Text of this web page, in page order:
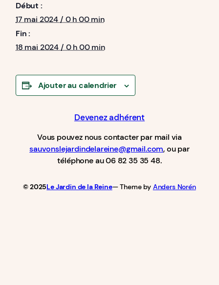
Début :
17 mai 2024 / 0 h 00 min
Fin :
18 mai 2024 / 0 h 00 min
Ajouter au calendrier
Devenez adhérent
Vous pouvez nous contacter par mail via
sauvonslejardindelareine@gmail.com, ou par
téléphone au 06 82 35 35 48.
© 2025Le Jardin de la Reine— Theme by Anders Norén